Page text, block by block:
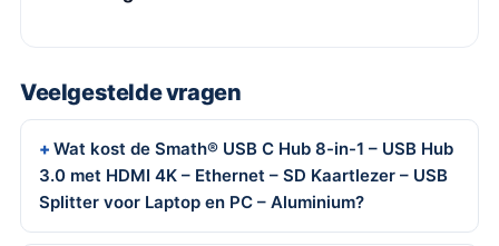
Veelgestelde vragen
Wat kost de Smath® USB C Hub 8-in-1 – USB Hub
3.0 met HDMI 4K – Ethernet – SD Kaartlezer – USB
Splitter voor Laptop en PC – Aluminium?